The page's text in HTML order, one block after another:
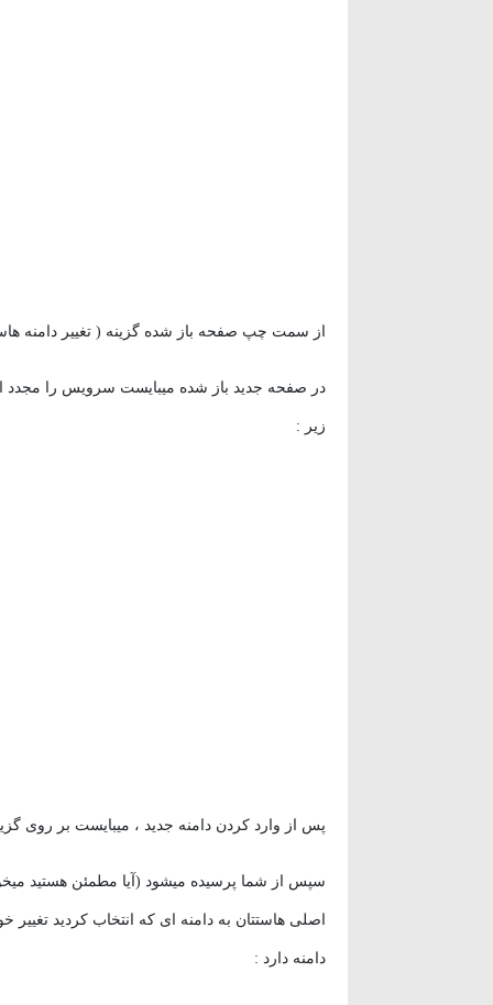
از سمت چپ صفحه باز شده گزینه ( تغییر دامنه
در صفحه جدید باز شده میبایست سرویس را مجدد
زیر :
پس از وارد کردن دامنه جدید ، میبایست بر روی
سپس از شما پرسیده میشود (آیا مطمئن هستید
اصلی هاستتان به دامنه ای که انتخاب کردید تغییر
دامنه دارد :